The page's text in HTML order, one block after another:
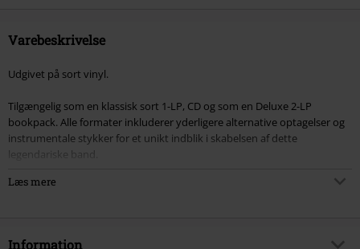
Varebeskrivelse
Udgivet på sort vinyl.
Tilgængelig som en klassisk sort 1-LP, CD og som en Deluxe 2-LP
bookpack. Alle formater inkluderer yderligere alternative optagelser og
instrumentale stykker for et unikt indblik i skabelsen af dette
legendariske band.
Desuden indeholder Deluxe bookpack en ekstra bonus LP – den
Læs mere
Information